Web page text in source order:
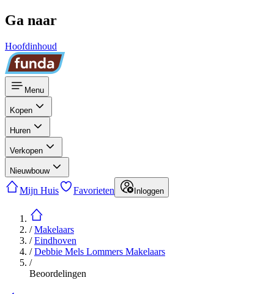
Ga naar
Hoofdinhoud
Menu
Kopen
Huren
Verkopen
Nieuwbouw
Mijn Huis Favorieten Inloggen
/Makelaars
/Eindhoven
/Debbie Mels Lommers Makelaars
/
Beoordelingen